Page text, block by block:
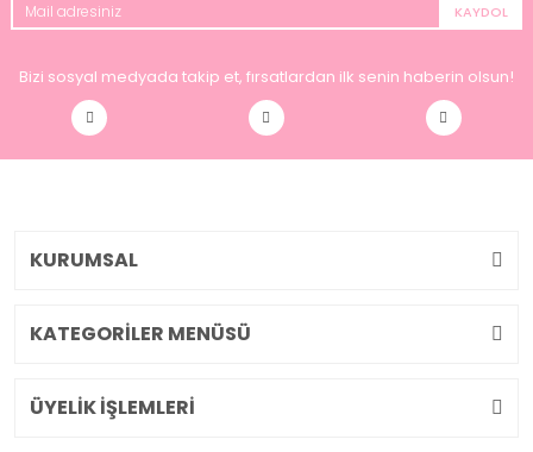
KAYDOL
Bizi sosyal medyada takip et, fırsatlardan ilk senin haberin olsun!
KURUMSAL
KATEGORİLER MENÜSÜ
ÜYELİK İŞLEMLERİ